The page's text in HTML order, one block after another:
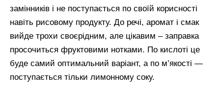
замінників і не поступається по своїй корисності
навіть рисовому продукту. До речі, аромат і смак
вийде трохи своєрідним, але цікавим – заправка
просочиться фруктовими нотками. По кислоті це
буде самий оптимальний варіант, а по м’якості —
поступається тільки лимонному соку.